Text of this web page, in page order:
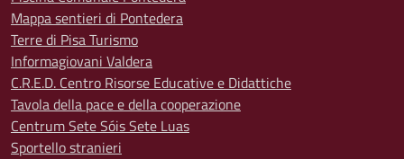
Mappa sentieri di Pontedera
Terre di Pisa Turismo
Informagiovani Valdera
C.R.E.D. Centro Risorse Educative e Didattiche
Tavola della pace e della cooperazione
Centrum Sete Sóis Sete Luas
Sportello stranieri